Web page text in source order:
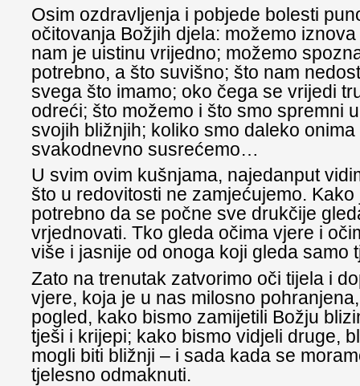
Osim ozdravljenja i pobjede bolesti
očitovanja Božjih djela: možemo
nam je uistinu vrijedno; možemo
potrebno, a što suvišno; što nam
svega što imamo; oko čega se vrijedi
odreći; što možemo i što smo spremni
svojih bližnjih; koliko smo daleko onima
svakodnevno susrećemo…
U svim ovim kušnjama, najedanput
što u redovitosti ne zamjećujemo. Kako
potrebno da se počne sve drukčije
vrjednovati. Tko gleda očima vjere i
više i jasnije od onoga koji gleda samo
Zato na trenutak zatvorimo oči tijela i
vjere, koja je u nas milosno
pogled, kako bismo zamijetili Božju
tješi i krijepi; kako bismo vidjeli druge,
mogli biti bližnji – i sada kada se
tjelesno odmaknuti.